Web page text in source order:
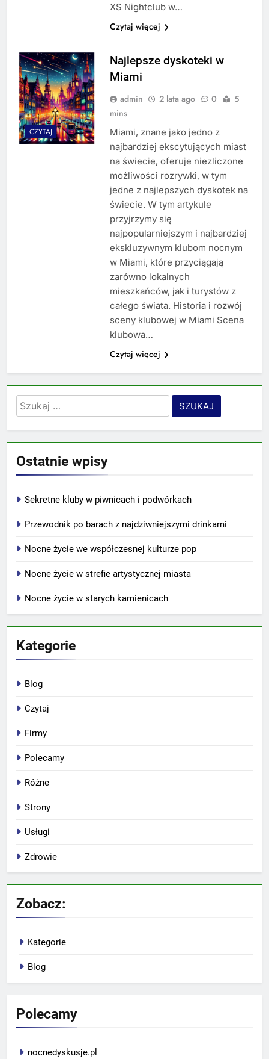
XS Nightclub w…
Czytaj więcej
CZYTAJ
Najlepsze dyskoteki w
Miami
admin 2 lata ago 0
5
mins
Miami, znane jako jedno z
najbardziej ekscytujących miast
na świecie, oferuje niezliczone
możliwości rozrywki, w tym
jedne z najlepszych dyskotek na
świecie. W tym artykule
przyjrzymy się
najpopularniejszym i najbardziej
ekskluzywnym klubom nocnym
w Miami, które przyciągają
zarówno lokalnych
mieszkańców, jak i turystów z
całego świata. Historia i rozwój
sceny klubowej w Miami Scena
klubowa…
Czytaj więcej
Szukaj:
Ostatnie wpisy
Sekretne kluby w piwnicach i podwórkach
Przewodnik po barach z najdziwniejszymi drinkami
Nocne życie we współczesnej kulturze pop
Nocne życie w strefie artystycznej miasta
Nocne życie w starych kamienicach
Kategorie
Blog
Czytaj
Firmy
Polecamy
Różne
Strony
Usługi
Zdrowie
Zobacz:
Kategorie
Blog
Polecamy
nocnedyskusje.pl